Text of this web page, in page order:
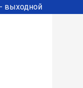
выходной